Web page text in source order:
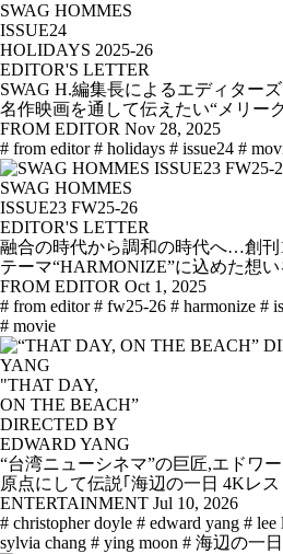
SWAG HOMMES
ISSUE24
HOLIDAYS 2025-26
EDITOR'S LETTER
SWAG H.編集長によるエディター
名作映画を通して伝えたい“メリー
FROM EDITOR Nov 28, 2025
# from editor # holidays # issue24 #
SWAG HOMMES
ISSUE23 FW25-26
EDITOR'S LETTER
融合の時代から調和の時代へ…創刊
テーマ“HARMONIZE”に込めた想い
FROM EDITOR Oct 1, 2025
# from editor # fw25-26 # harmonize #
# movie
"THAT DAY,
ON THE BEACH”
DIRECTED BY
EDWARD YANG
“台湾ニューシネマ”の巨匠,エドワ
原点にして伝説｢海辺の一日 4Kレス
ENTERTAINMENT Jul 10, 2026
# christopher doyle # edward yang # lee
sylvia chang # ying moon # 海辺の一日